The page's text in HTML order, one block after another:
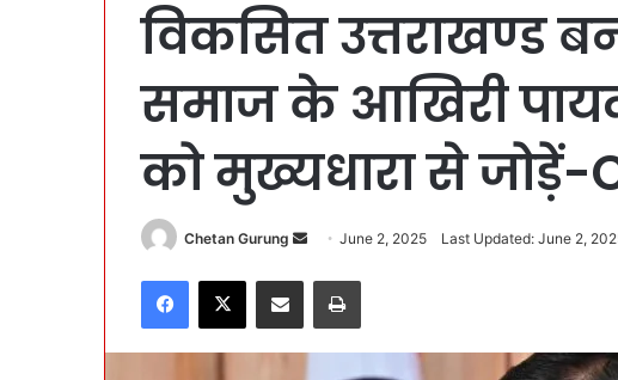
विकसित उत्तराखण्ड
समाज के आखिरी
को मुख्यधारा से जोड़ें-
Chetan Gurung
d
a
June 2, 2025 Last Updated: June 2,